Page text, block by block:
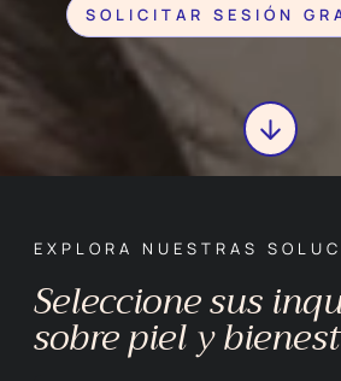
SOLICITAR SESIÓN
EXPLORA NUESTRAS
Seleccione sus
sobre piel y